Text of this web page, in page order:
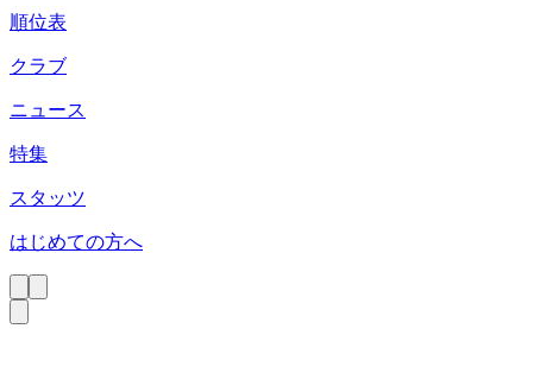
順位表
クラブ
ニュース
特集
スタッツ
はじめての方へ